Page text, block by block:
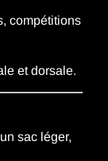
compétitions
et dorsale.
sac léger,